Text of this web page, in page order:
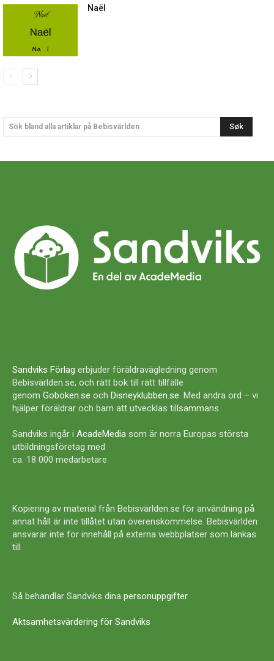
Naël
Sök bland alla artiklar på Bebisvärlden Søk
Sandviks Förlag erbjuder föräldravägledning genom
Bebisvärlden.se, och rätt bok till rätt tillfälle
genom Goboken.se och Disneyklubben.se. Med andra ord – vi
hjälper föräldrar och barn att utvecklas tillsammans.
Sandviks ingår i AcadeMedia som är norra Europas största
utbildningsföretag med
ca. 18 000 medarbetare.
Kopiering av material från Bebisvärlden.se för användning på
annat håll är inte tillåtet utan överenskommelse. Bebisvärlden
ansvarar inte för innehåll på externa webbplatser som länkas
till.
Så behandlar Sandviks dina personuppgifter.
Aktsamhetsvärdering för Sandviks